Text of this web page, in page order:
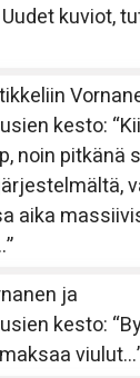
Uudet kuviot,
kesto: “
noin pitkänä
aika
”
ja
kesto: “
viulut…